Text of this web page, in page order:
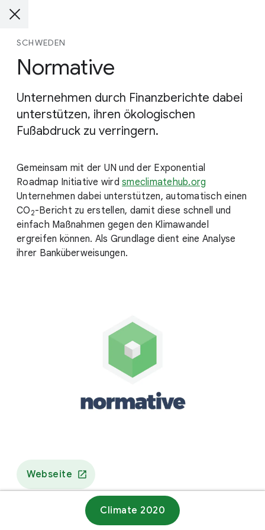
SCHWEDEN
Normative
Unternehmen durch Finanzberichte dabei
unterstützen, ihren ökologischen
Fußabdruck zu verringern.
Gemeinsam mit der UN und der Exponential
Roadmap Initiative wird smeclimatehub.org
Unternehmen dabei unterstützen, automatisch einen
CO 2-Bericht zu erstellen, damit diese schnell und
einfach Maßnahmen gegen den Klimawandel
ergreifen können. Als Grundlage dient eine Analyse
ihrer Banküberweisungen.
Webseite
Climate 2020